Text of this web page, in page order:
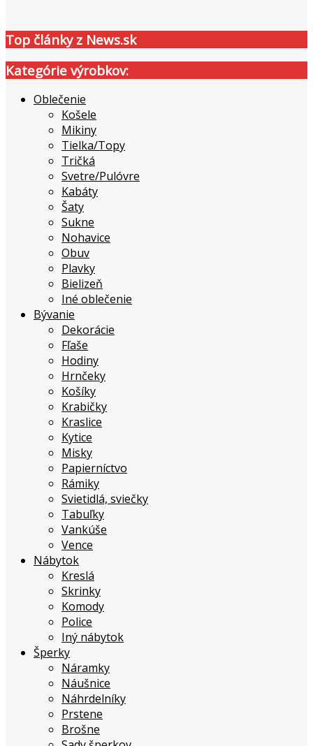
Top články z News.sk
Kategórie výrobkov:
Oblečenie
Košele
Mikiny
Tielka/Topy
Tričká
Svetre/Pulóvre
Kabáty
Šaty
Sukne
Nohavice
Obuv
Plavky
Bielizeň
Iné oblečenie
Bývanie
Dekorácie
Fľaše
Hodiny
Hrnčeky
Košíky
Krabičky
Kraslice
Kytice
Misky
Papierníctvo
Rámiky
Svietidlá, sviečky
Tabuľky
Vankúše
Vence
Nábytok
Kreslá
Skrinky
Komody
Police
Iný nábytok
Šperky
Náramky
Náušnice
Náhrdelníky
Prstene
Brošne